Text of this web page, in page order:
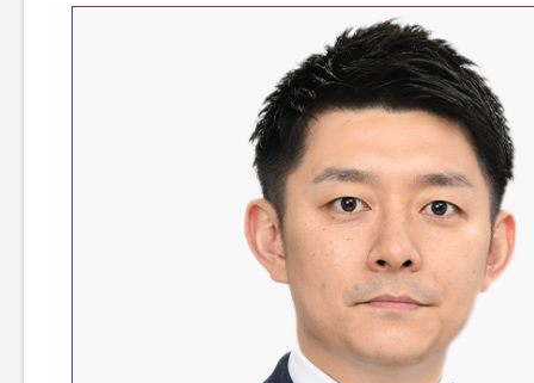
リレーエッセイ
TOP
TOPページ